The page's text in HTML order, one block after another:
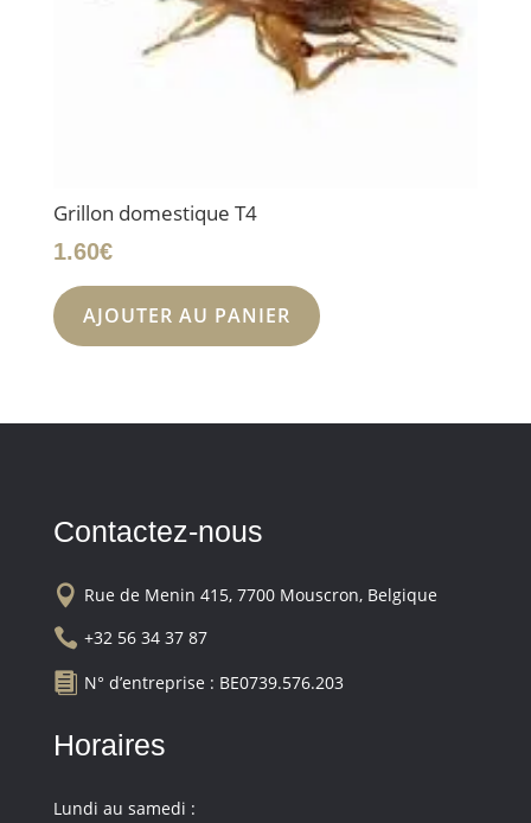
Grillon domestique T4
1.60€
AJOUTER AU PANIER
Contactez-nous
 Rue de Menin 415, 7700 Mouscron, Belgique
 +32 56 34 37 87
 N° d’entreprise : BE0739.576.203
Horaires
Lundi au samedi :